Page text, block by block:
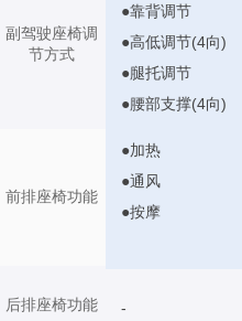
副驾驶座椅调
节方式
前排座椅功能
后排座椅功能
●靠背调节
●高低调节(4向)
●腿托调节
●腰部支撑(4向)
●加热
●通风
●按摩
-